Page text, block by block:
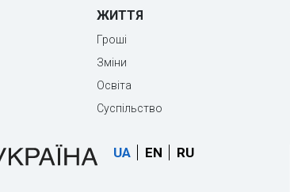
ЖИТТЯ
Гроші
Зміни
Освіта
Суспільство
UA EN RU